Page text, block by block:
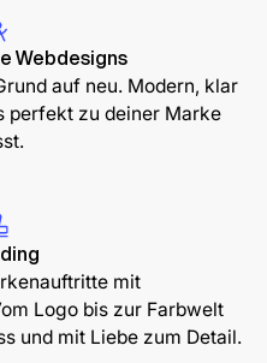
Webdesigns
auf neu. Modern, klar
perfekt zu deiner Marke
mit
Logo bis zur Farbwelt
und mit Liebe zum Detail.